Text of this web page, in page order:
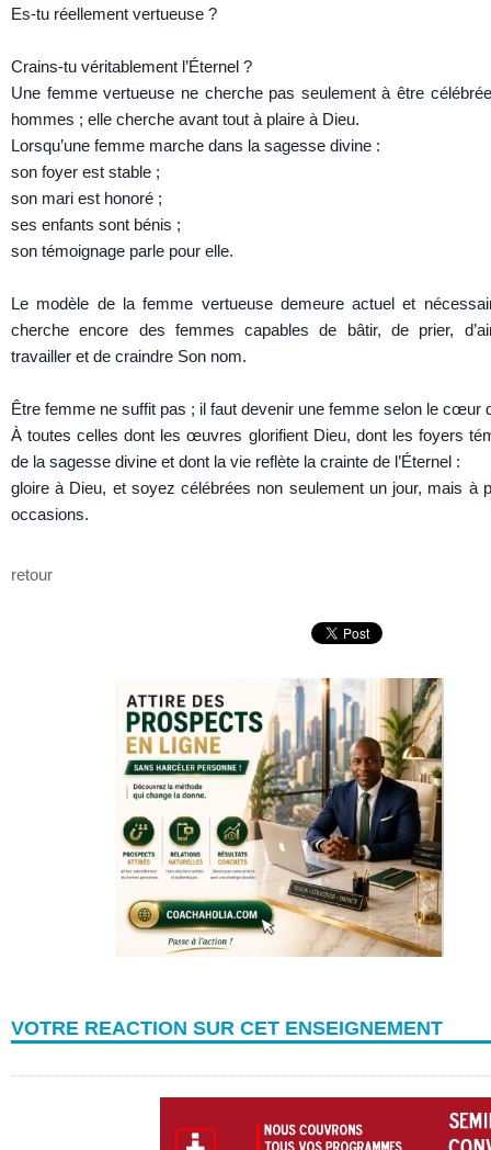
Es-tu réellement vertueuse ?
Crains-tu véritablement l’Éternel ?
Une femme vertueuse ne cherche pas seulement à être
hommes ; elle cherche avant tout à plaire à Dieu.
Lorsqu’une femme marche dans la sagesse divine :
son foyer est stable ;
son mari est honoré ;
ses enfants sont bénis ;
son témoignage parle pour elle.
Le modèle de la femme vertueuse demeure actuel et
cherche encore des femmes capables de bâtir, de prier,
travailler et de craindre Son nom.
Être femme ne suffit pas ; il faut devenir une femme selon le cœur
À toutes celles dont les œuvres glorifient Dieu, dont les foyers
de la sagesse divine et dont la vie reflète la crainte de l’Éternel :
gloire à Dieu, et soyez célébrées non seulement un jour, mais à
occasions.
retour
VOTRE REACTION SUR CET ENSEIGNEMENT